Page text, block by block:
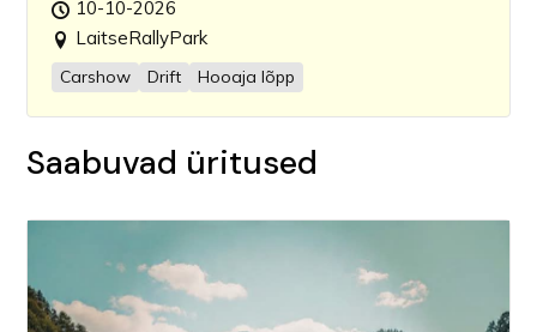
10-10-2026
LaitseRallyPark
Carshow Drift Hooaja lõpp
Saabuvad üritused